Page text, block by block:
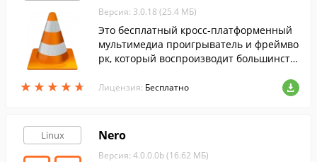
★ ★ ★ ★ ★
★ ★ ★ ★ ★
Версия: 3.0.18 (25.4 МБ)
Это бесплатный кросс-платформенный
мультимедиа проигрыватель и фреймво
рк, который воспроизводит большинств
Audio CD, VCD и т.д.
Лицензия: Бесплатно
Linux Nero
Версия: 4.0.0.0b (16.62 МБ)